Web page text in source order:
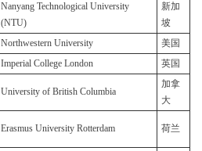
Nanyang Technological University
(NTU)
新加
坡
Northwestern University
美国
Imperial College London 英国
University of British Columbia
加拿
大
Erasmus University Rotterdam 荷兰